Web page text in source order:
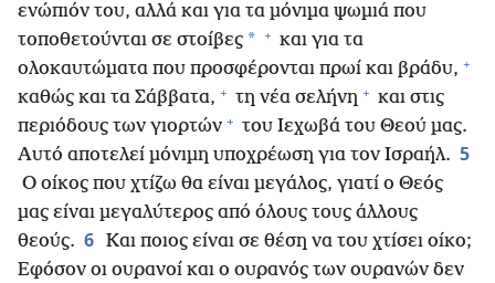
ενώπιόν του, αλλά και για τα μόνιμα ψωμιά που
τοποθετούνται σε στοίβες * + και για τα
ολοκαυτώματα που προσφέρονται πρωί και βράδυ, +
καθώς και τα Σάββατα, + τη νέα σελήνη + και στις
περιόδους των γιορτών + του Ιεχωβά του Θεού μας.
Αυτό αποτελεί μόνιμη υποχρέωση για τον Ισραήλ. 5
Ο οίκος που χτίζω θα είναι μεγάλος, γιατί ο Θεός
μας είναι μεγαλύτερος από όλους τους άλλους
θεούς. 6 Και ποιος είναι σε θέση να του χτίσει οίκο;
Εφόσον οι ουρανοί και ο ουρανός των ουρανών δεν